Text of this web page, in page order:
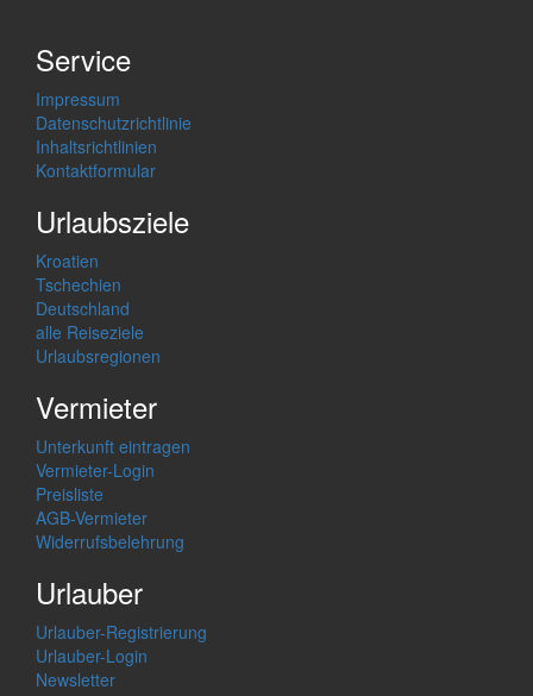
Service
Impressum
Datenschutzrichtlinie
Inhaltsrichtlinien
Kontaktformular
Urlaubsziele
Kroatien
Tschechien
Deutschland
alle Reiseziele
Urlaubsregionen
Vermieter
Unterkunft eintragen
Vermieter-Login
Preisliste
AGB-Vermieter
Widerrufsbelehrung
Urlauber
Urlauber-Registrierung
Urlauber-Login
Newsletter